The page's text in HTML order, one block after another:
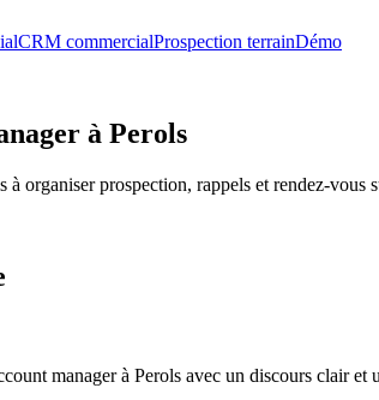
CRM commercialProspection terrainDémo
à Perols
organiser prospection, rappels et rendez-vous
manager à Perols avec un discours clair et